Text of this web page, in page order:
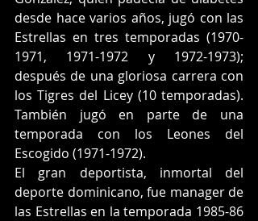
desde hace varios años, jugó con las
Estrellas en tres temporadas (1970-
1971, 1971-1972 y 1972-1973);
después de una gloriosa carrera con
los Tigres del Licey (10 temporadas).
También jugó en parte de una
temporada con los Leones del
Escogido (1971-1972).
El gran deportista, inmortal del
deporte dominicano, fue manager de
las Estrellas en la temporada 1985-86